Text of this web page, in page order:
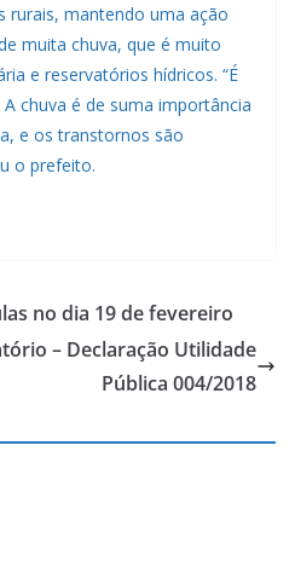
rurais, mantendo uma ação
muita chuva, que é muito
e reservatórios hídricos. “É
chuva é de suma importância
e os transtornos são
o prefeito.
no dia 19 de fevereiro
– Declaração Utilidade
Pública 004/2018